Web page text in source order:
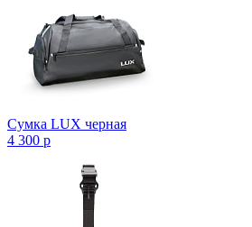
Сумка LUX черная
4 300 p